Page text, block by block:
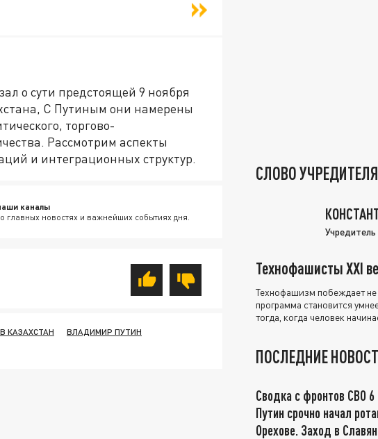
о сути предстоящей 9 ноября
С Путиным они намерены
торгово-
Рассмотрим аспекты
и интеграционных структур.
каналы
главных новостях и важнейших событиях дня.
КАЗАХСТАН
ВЛАДИМИР ПУТИН
СЛОВО УЧРЕДИТЕЛЯ
Технофашисты XXI
Технофашизм побеждает не
программа становится
тогда, когда человек
ПОСЛЕДНИЕ
Сводка с фронтов СВО 6
Путин срочно начал
Орехове. Заход в